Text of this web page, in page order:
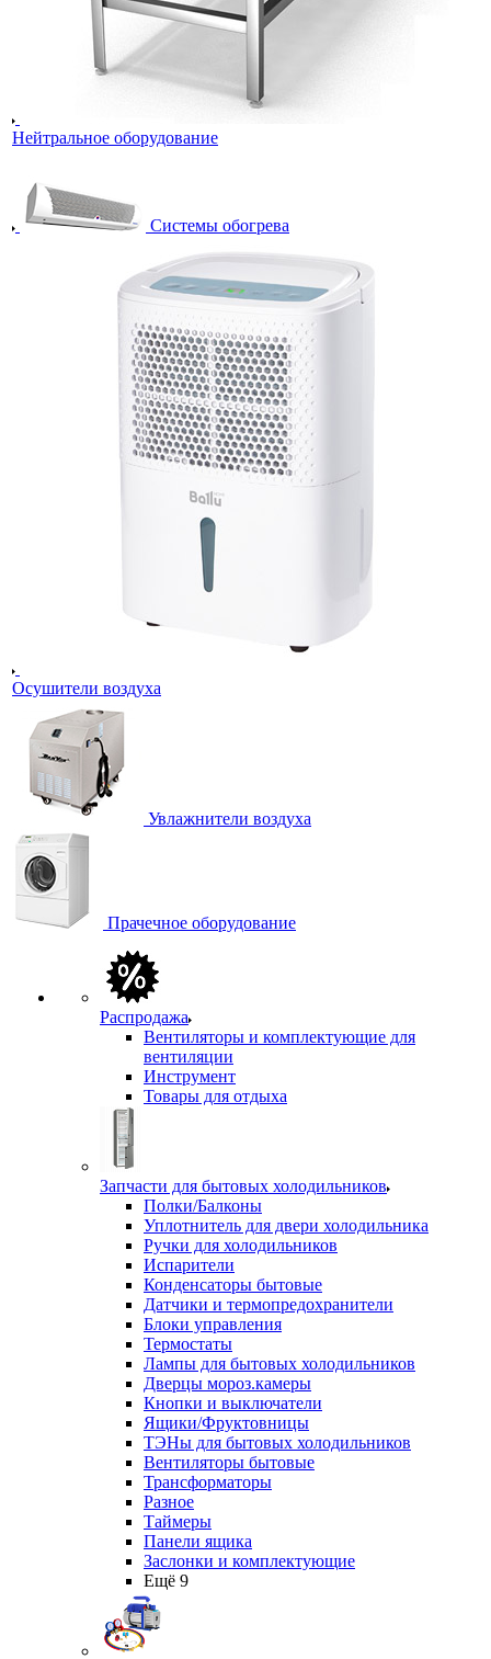
Нейтральное оборудование
Системы обогрева
Осушители воздуха
Увлажнители воздуха
Прачечное оборудование
Распродажа
Вентиляторы и комплектующие для
вентиляции
Инструмент
Товары для отдыха
Запчасти для бытовых холодильников
Полки/Балконы
Уплотнитель для двери холодильника
Ручки для холодильников
Испарители
Конденсаторы бытовые
Датчики и термопредохранители
Блоки управления
Термостаты
Лампы для бытовых холодильников
Дверцы мороз.камеры
Кнопки и выключатели
Ящики/Фруктовницы
ТЭНы для бытовых холодильников
Вентиляторы бытовые
Трансформаторы
Разное
Таймеры
Панели ящика
Заслонки и комплектующие
Ещё 9